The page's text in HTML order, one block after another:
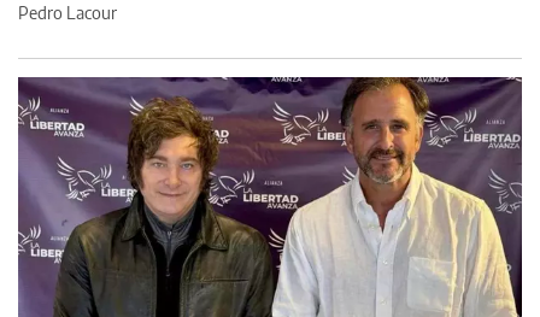
Pedro Lacour